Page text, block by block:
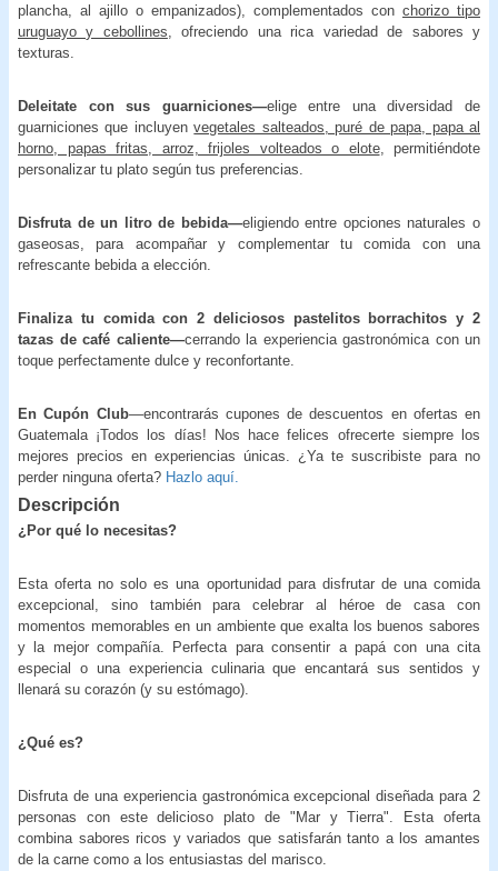
plancha, al ajillo o empanizados), complementados con chorizo tipo
uruguayo y cebollines , ofreciendo una rica variedad de sabores y
texturas.
Deleitate con sus guarniciones—elige entre una diversidad de
guarniciones que incluyenvegetales salteados, puré de papa, papa al
horno, papas fritas, arroz, frijoles volteados o elote, permitiéndote
personalizar tu plato según tus preferencias.
Disfruta de un litro de bebida—eligiendo entre opciones naturales o
gaseosas, para acompañar y complementar tu comida con una
refrescante bebida a elección.
Finaliza tu comida con 2 deliciosos pastelitos borrachitos y 2
tazas de café caliente—cerrando la experiencia gastronómica con un
toque perfectamente dulce y reconfortante.
En Cupón Club—encontrarás cupones de descuentos en ofertas en
Guatemala ¡Todos los días! Nos hace felices ofrecerte siempre los
mejores precios en experiencias únicas. ¿Ya te suscribiste para no
perder ninguna oferta? Hazlo aquí.
Descripción
¿Por qué lo necesitas?
Esta oferta no solo es una oportunidad para disfrutar de una comida
excepcional, sino también para celebrar al héroe de casa con
momentos memorables en un ambiente que exalta los buenos sabores
y la mejor compañía. Perfecta para consentir a papá con una cita
especial o una experiencia culinaria que encantará sus sentidos y
llenará su corazón (y su estómago).
¿Qué es?
Disfruta de una experiencia gastronómica excepcional diseñada para 2
personas con este delicioso plato de "Mar y Tierra". Esta oferta
combina sabores ricos y variados que satisfarán tanto a los amantes
de la carne como a los entusiastas del marisco.